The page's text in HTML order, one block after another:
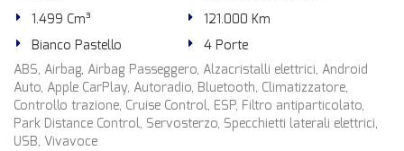
1.499 Cm³
121.000 Km
Bianco Pastello
4 Porte
ABS, Airbag, Airbag Passeggero, Alzacristalli elettrici, Android
Auto, Apple CarPlay, Autoradio, Bluetooth, Climatizzatore,
Controllo trazione, Cruise Control, ESP, Filtro antiparticolato,
Park Distance Control, Servosterzo, Specchietti laterali elettrici,
USB, Vivavoce